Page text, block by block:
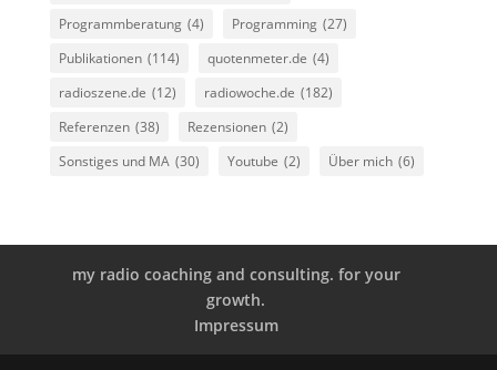
Programmberatung (4) Programming (27)
Publikationen (114) quotenmeter.de (4)
radioszene.de (12) radiowoche.de (182)
Referenzen (38) Rezensionen (2)
Sonstiges und MA (30) Youtube (2) Über mich (6)
my radio coaching and consulting. for your
growth.
Impressum